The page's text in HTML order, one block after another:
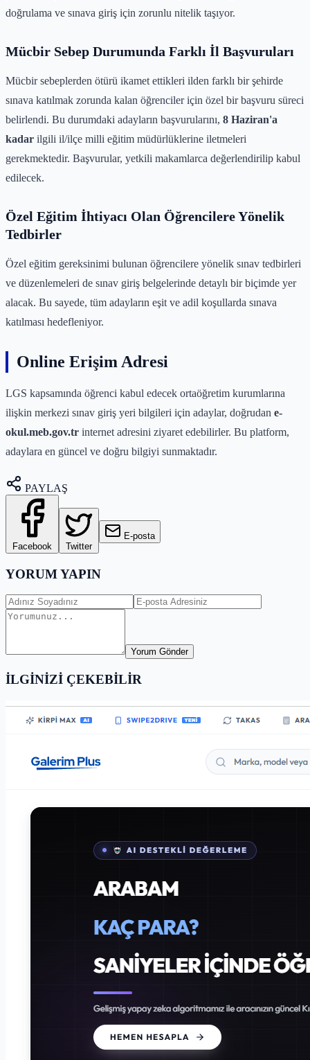
doğrulama ve sınava giriş için zorunlu nitelik taşıyor.
Mücbir Sebep Durumunda Farklı İl Başvuruları
Mücbir sebeplerden ötürü ikamet ettikleri ilden farklı bir şehirde
sınava katılmak zorunda kalan öğrenciler için özel bir başvuru süreci
belirlendi. Bu durumdaki adayların başvurularını, 8 Haziran'a
kadar ilgili il/ilçe milli eğitim müdürlüklerine iletmeleri
gerekmektedir. Başvurular, yetkili makamlarca değerlendirilip kabul
edilecek.
Özel Eğitim İhtiyacı Olan Öğrencilere Yönelik
Tedbirler
Özel eğitim gereksinimi bulunan öğrencilere yönelik sınav tedbirleri
ve düzenlemeleri de sınav giriş belgelerinde detaylı bir biçimde yer
alacak. Bu sayede, tüm adayların eşit ve adil koşullarda sınava
katılması hedefleniyor.
Online Erişim Adresi
LGS kapsamında öğrenci kabul edecek ortaöğretim kurumlarına
ilişkin merkezi sınav giriş yeri bilgileri için adaylar, doğrudan e-
okul.meb.gov.tr internet adresini ziyaret edebilirler. Bu platform,
adaylara en güncel ve doğru bilgiyi sunmaktadır.
PAYLAŞ
Facebook Twitter
E-posta
YORUM YAPIN
Yorum Gönder
İLGİNİZİ ÇEKEBİLİR